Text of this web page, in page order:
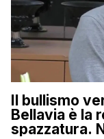
Il bullismo
Bellavia è la
spazzatura.